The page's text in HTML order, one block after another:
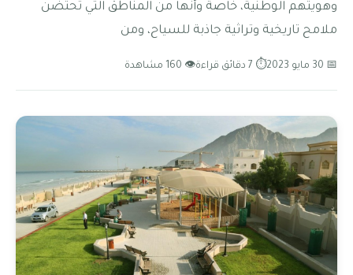
وهويتهم الوطنية، خاصة وأنها من المناطق التي تحتضن
ملامح تاريخية وتراثية جاذبة للسياح، ومن
📅 30 مايو 2023 ⏱ 7 دقائق قراءة 👁 160 مشاهدة